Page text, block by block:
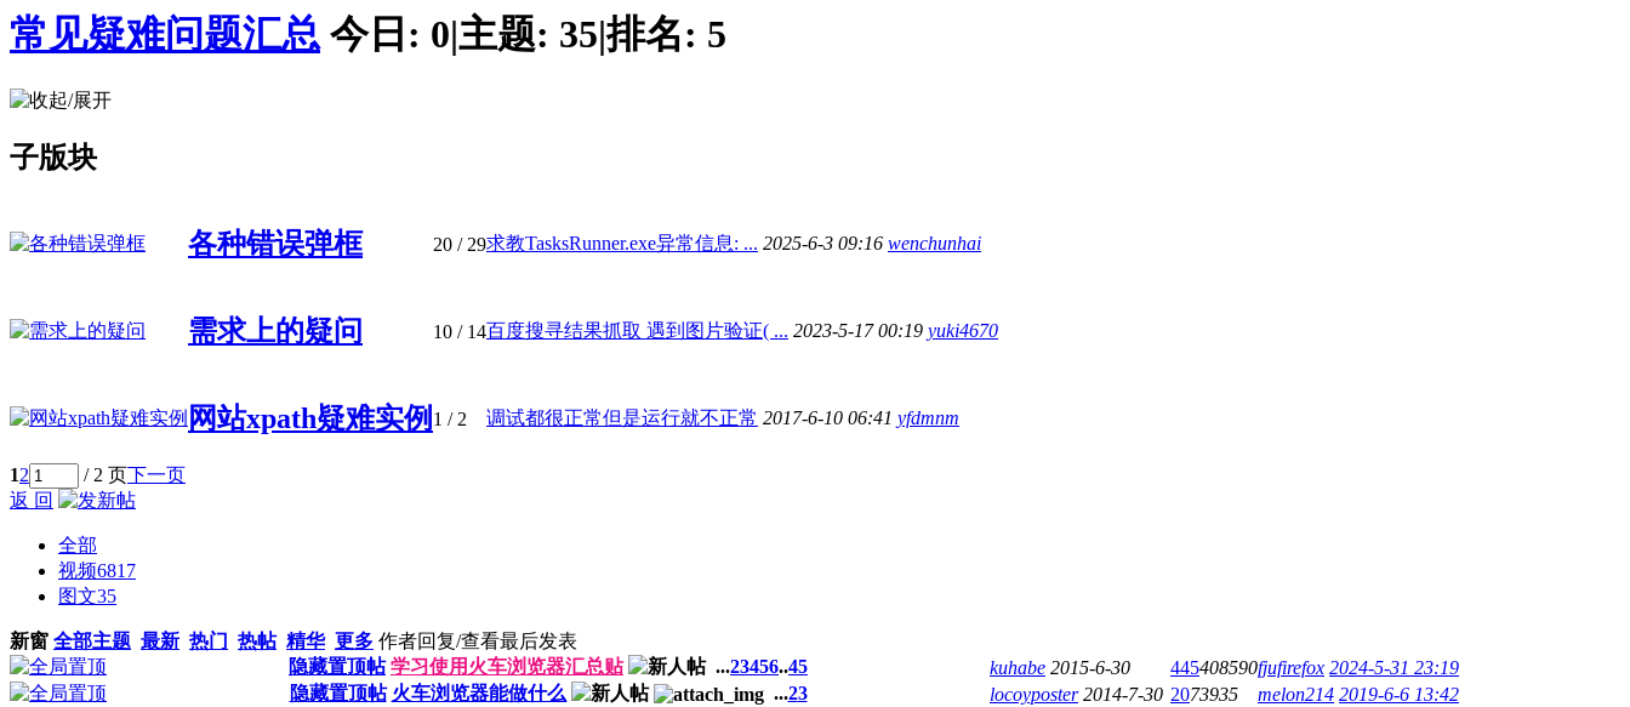
常见疑难问题汇总 今日: 0|主题: 35|排名: 5
子版块
各种错误弹框 20 / 29求教TasksRunner.exe异常信息: ... 2025-6-3 09:16 wenchunhai
需求上的疑问 10 / 14百度搜寻结果抓取 遇到图片验证( ... 2023-5-17 00:19 yuki4670
网站xpath疑难实例 1 / 2 调试都很正常但是运行就不正常 2017-6-10 06:41 yfdmnm
12 / 2 页下一页
返 回
全部
视频6817
图文35
新窗 全部主题 最新 热门 热帖 精华 更多 作者回复/查看最后发表
隐藏置顶帖 学习使用火车浏览器汇总贴 ...23456..45 kuhabe 2015-6-30 445408590fjufirefox 2024-5-31 23:19
隐藏置顶帖 火车浏览器能做什么 ...23 locoyposter 2014-7-30 2073935 melon214 2019-6-6 13:42